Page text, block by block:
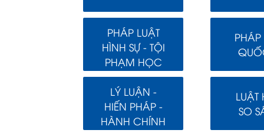
PHÁP LUẬT
HÌNH SỰ - TỘI
PHẠM HỌC
PHÁP
LÝ LUẬN -
HIẾN PHÁP -
HÀNH CHÍNH
LUẬT
SO